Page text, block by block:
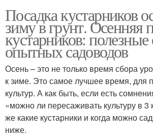
Посадка кустарников
зиму в грунт. Осенняя
кустарников:
опытных садоводов
Осень – это не только время сбора
к зиме. Это самое лучшее время, для
культур. А как быть, если есть
«можно ли пересаживать культуру в 3
же какие кустарники и когда можно
ниже.